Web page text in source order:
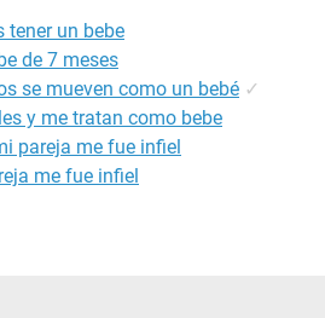
tener un bebe
de 7 meses
se mueven como un bebé ✓
y me tratan como bebe
pareja me fue infiel
me fue infiel